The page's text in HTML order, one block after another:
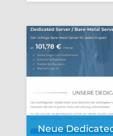
Neue